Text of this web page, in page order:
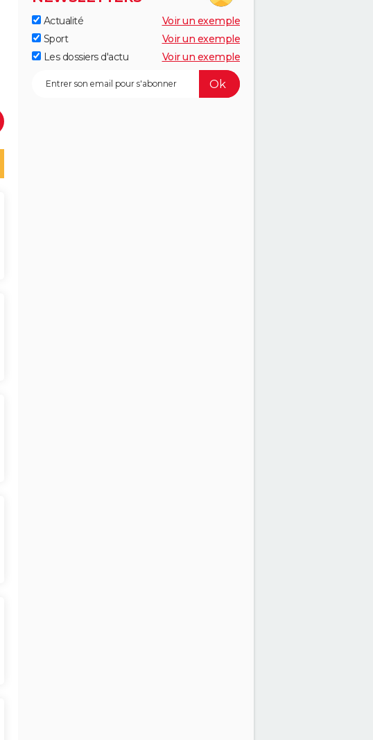
Actualité
Voir un exemple
Sport
Voir un exemple
Les dossiers d'actu
Voir un exemple